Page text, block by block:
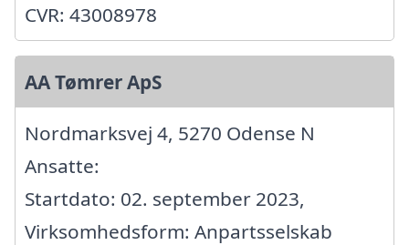
CVR: 43008978
AA Tømrer ApS
Nordmarksvej 4, 5270 Odense N
Ansatte:
Startdato: 02. september 2023,
Virksomhedsform: Anpartsselskab